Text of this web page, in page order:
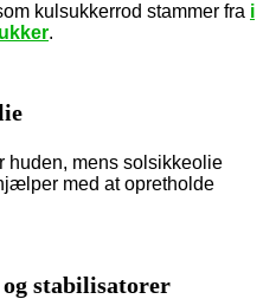
kulsukkerrod stammer fra i
.
huden, mens solsikkeolie
med at opretholde
stabilisatorer